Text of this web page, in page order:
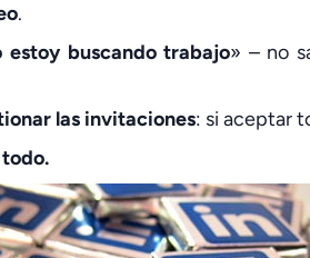
.
buscando trabajo» – no
las invitaciones: si aceptar